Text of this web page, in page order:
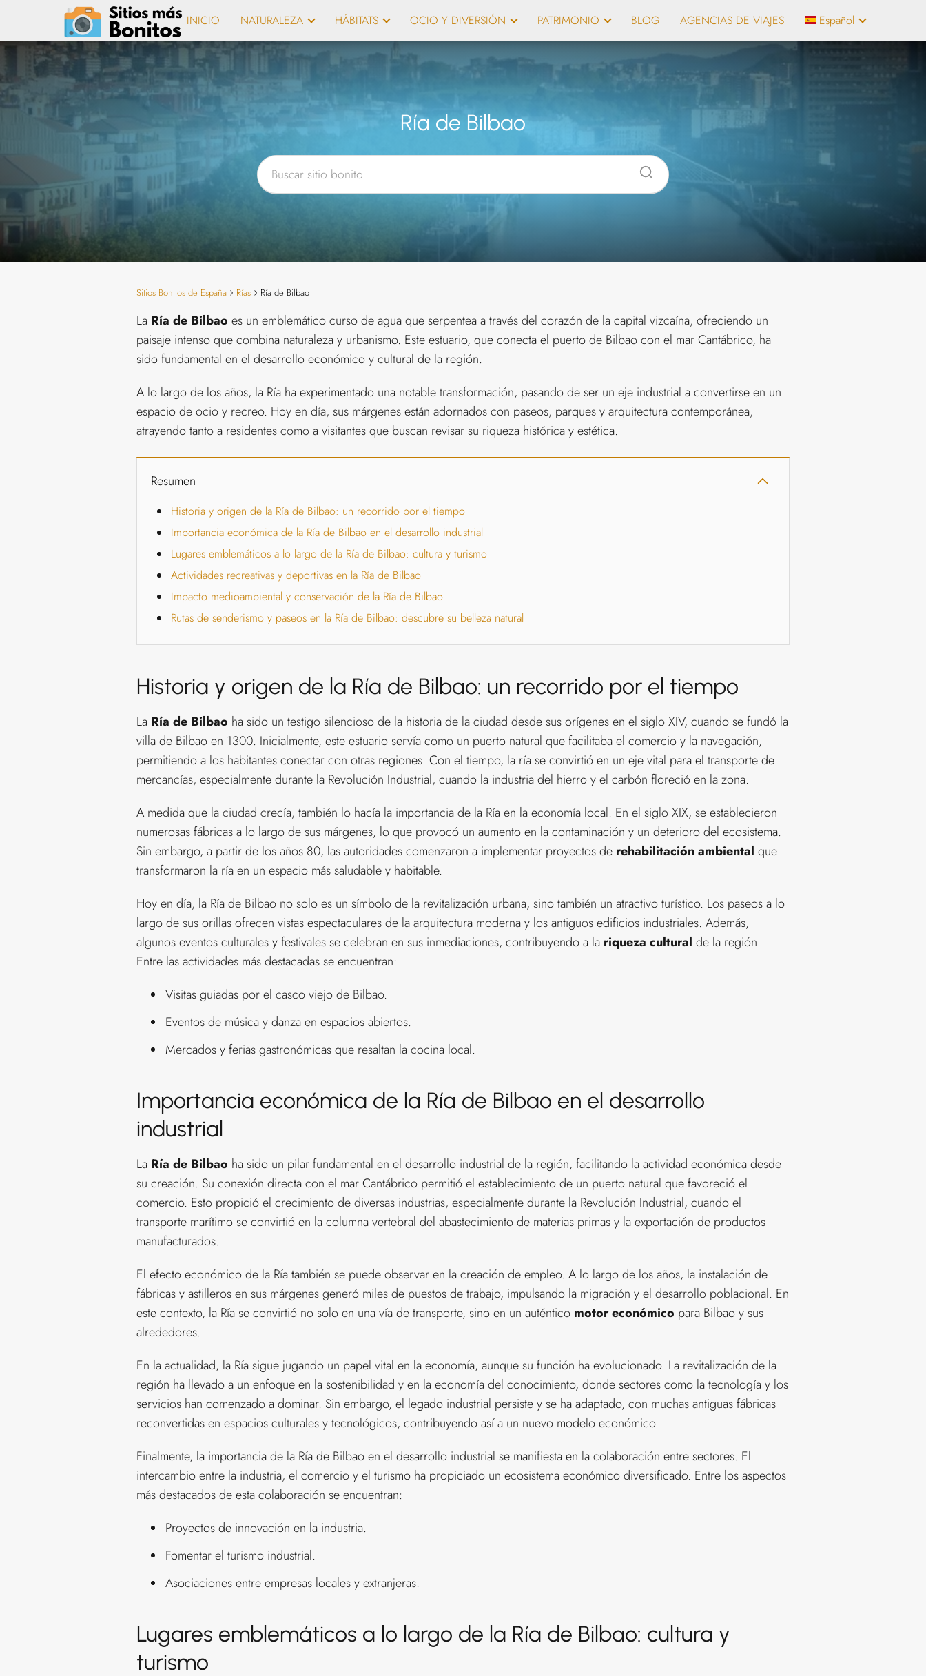
INICIO NATURALEZA HÁBITATS OCIO Y DIVERSIÓN PATRIMONIO BLOG AGENCIAS DE VIAJES Español
Ría de Bilbao
Sitios Bonitos de España Rías Ría de Bilbao
La Ría de Bilbao es un emblemático curso de agua que serpentea a través del corazón de la capital vizcaína, ofreciendo un
paisaje intenso que combina naturaleza y urbanismo. Este estuario, que conecta el puerto de Bilbao con el mar Cantábrico, ha
sido fundamental en el desarrollo económico y cultural de la región.
A lo largo de los años, la Ría ha experimentado una notable transformación, pasando de ser un eje industrial a convertirse en un
espacio de ocio y recreo. Hoy en día, sus márgenes están adornados con paseos, parques y arquitectura contemporánea,
atrayendo tanto a residentes como a visitantes que buscan revisar su riqueza histórica y estética.
Resumen
Historia y origen de la Ría de Bilbao: un recorrido por el tiempo
Importancia económica de la Ría de Bilbao en el desarrollo industrial
Lugares emblemáticos a lo largo de la Ría de Bilbao: cultura y turismo
Actividades recreativas y deportivas en la Ría de Bilbao
Impacto medioambiental y conservación de la Ría de Bilbao
Rutas de senderismo y paseos en la Ría de Bilbao: descubre su belleza natural
Historia y origen de la Ría de Bilbao: un recorrido por el tiempo
La Ría de Bilbao ha sido un testigo silencioso de la historia de la ciudad desde sus orígenes en el siglo XIV, cuando se fundó la
villa de Bilbao en 1300. Inicialmente, este estuario servía como un puerto natural que facilitaba el comercio y la navegación,
permitiendo a los habitantes conectar con otras regiones. Con el tiempo, la ría se convirtió en un eje vital para el transporte de
mercancías, especialmente durante la Revolución Industrial, cuando la industria del hierro y el carbón floreció en la zona.
A medida que la ciudad crecía, también lo hacía la importancia de la Ría en la economía local. En el siglo XIX, se establecieron
numerosas fábricas a lo largo de sus márgenes, lo que provocó un aumento en la contaminación y un deterioro del ecosistema.
Sin embargo, a partir de los años 80, las autoridades comenzaron a implementar proyectos de rehabilitación ambiental que
transformaron la ría en un espacio más saludable y habitable.
Hoy en día, la Ría de Bilbao no solo es un símbolo de la revitalización urbana, sino también un atractivo turístico. Los paseos a lo
largo de sus orillas ofrecen vistas espectaculares de la arquitectura moderna y los antiguos edificios industriales. Además,
algunos eventos culturales y festivales se celebran en sus inmediaciones, contribuyendo a la riqueza cultural de la región.
Entre las actividades más destacadas se encuentran:
Visitas guiadas por el casco viejo de Bilbao.
Eventos de música y danza en espacios abiertos.
Mercados y ferias gastronómicas que resaltan la cocina local.
Importancia económica de la Ría de Bilbao en el desarrollo
industrial
La Ría de Bilbao ha sido un pilar fundamental en el desarrollo industrial de la región, facilitando la actividad económica desde
su creación. Su conexión directa con el mar Cantábrico permitió el establecimiento de un puerto natural que favoreció el
comercio. Esto propició el crecimiento de diversas industrias, especialmente durante la Revolución Industrial, cuando el
transporte marítimo se convirtió en la columna vertebral del abastecimiento de materias primas y la exportación de productos
manufacturados.
El efecto económico de la Ría también se puede observar en la creación de empleo. A lo largo de los años, la instalación de
fábricas y astilleros en sus márgenes generó miles de puestos de trabajo, impulsando la migración y el desarrollo poblacional. En
este contexto, la Ría se convirtió no solo en una vía de transporte, sino en un auténtico motor económico para Bilbao y sus
alrededores.
En la actualidad, la Ría sigue jugando un papel vital en la economía, aunque su función ha evolucionado. La revitalización de la
región ha llevado a un enfoque en la sostenibilidad y en la economía del conocimiento, donde sectores como la tecnología y los
servicios han comenzado a dominar. Sin embargo, el legado industrial persiste y se ha adaptado, con muchas antiguas fábricas
reconvertidas en espacios culturales y tecnológicos, contribuyendo así a un nuevo modelo económico.
Finalmente, la importancia de la Ría de Bilbao en el desarrollo industrial se manifiesta en la colaboración entre sectores. El
intercambio entre la industria, el comercio y el turismo ha propiciado un ecosistema económico diversificado. Entre los aspectos
más destacados de esta colaboración se encuentran:
Proyectos de innovación en la industria.
Fomentar el turismo industrial.
Asociaciones entre empresas locales y extranjeras.
Lugares emblemáticos a lo largo de la Ría de Bilbao: cultura y
turismo